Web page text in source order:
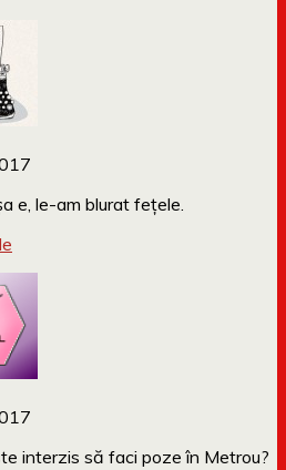
e, le-am blurat fețele.
interzis să faci poze în Metrou?